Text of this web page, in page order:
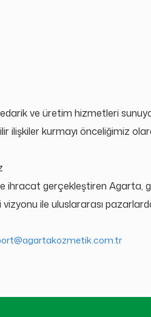
ve üretim hizmetleri
ilişkiler kurmayı önceliğimiz
ihracat gerçekleştiren Agarta,
ile uluslararası